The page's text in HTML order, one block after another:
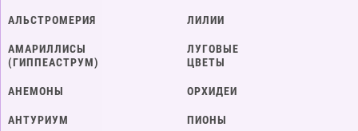
АЛЬСТРОМЕРИЯ
АМАРИЛЛИСЫ
(ГИППЕАСТРУМ)
АНЕМОНЫ
АНТУРИУМ
ЛИЛИИ
ЛУГОВЫЕ
ЦВЕТЫ
ОРХИДЕИ
ПИОНЫ